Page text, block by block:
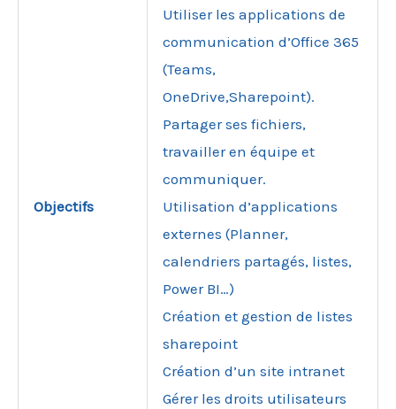
Objectifs
Utiliser les applications de
communication d’Office 365
(Teams,
OneDrive,Sharepoint).
Partager ses fichiers,
travailler en équipe et
communiquer.
Utilisation d’applications
externes (Planner,
calendriers partagés, listes,
Power BI…)
Création et gestion de listes
sharepoint
Création d’un site intranet
Gérer les droits utilisateurs